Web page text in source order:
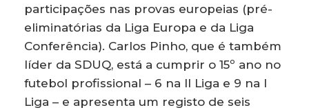
participações nas provas europeias (pré-
eliminatórias da Liga Europa e da Liga
Conferência). Carlos Pinho, que é também
líder da SDUQ, está a cumprir o 15º ano no
futebol profissional – 6 na II Liga e 9 na I
Liga – e apresenta um registo de seis